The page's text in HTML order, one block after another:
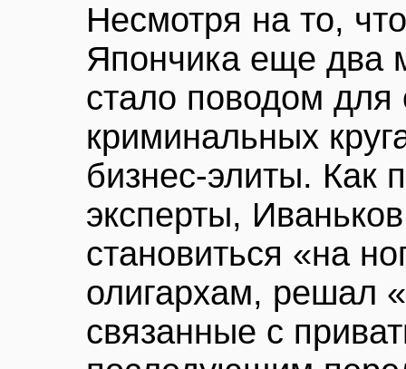
Несмотря на то,
Япончика еще два
стало поводом для
криминальных
бизнес-элиты. Как
эксперты,
становиться «на
олигархам, решал
связанные с